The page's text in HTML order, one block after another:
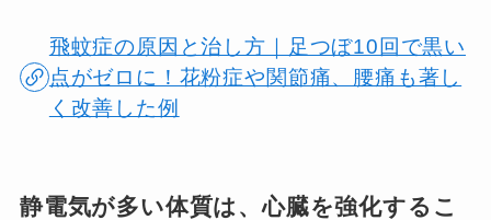
飛蚊症の原因と治し方｜足つぼ10回で黒い
点がゼロに！花粉症や関節痛、腰痛も著し
く改善した例
静電気が多い体質は、心臓を強化するこ